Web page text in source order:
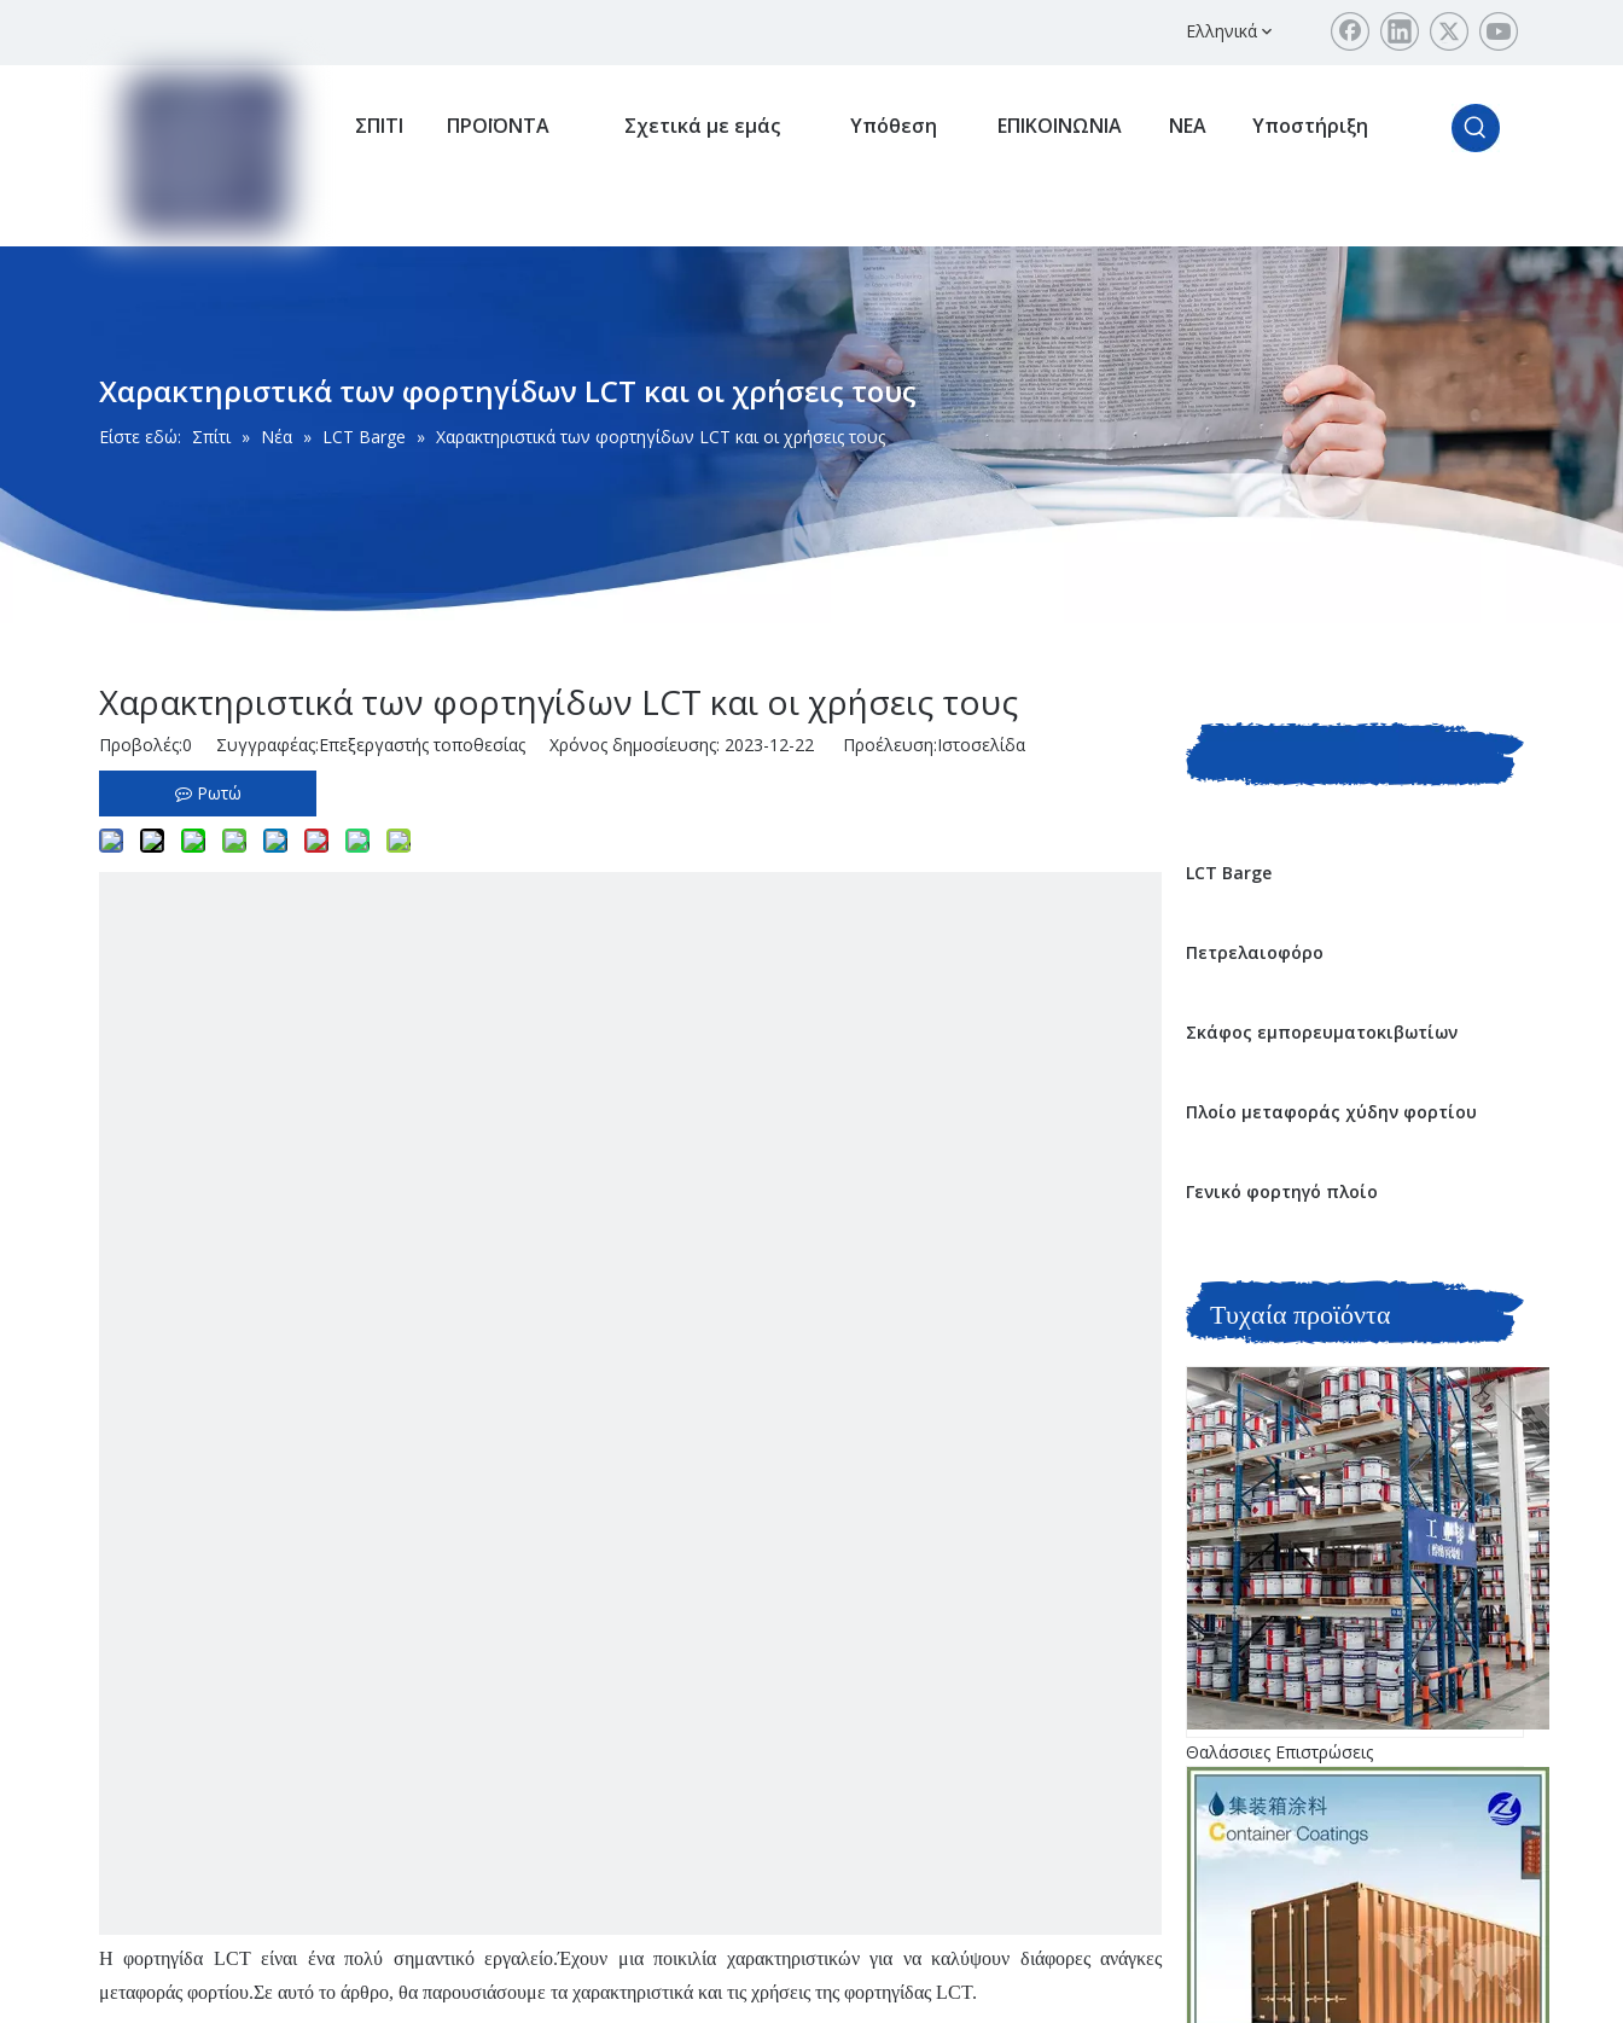
Ελληνικά
ΣΠΙΤΙ ΠΡΟΪΟΝΤΑ Σχετικά με εμάς Υπόθεση ΕΠΙΚΟΙΝΩΝΙΑ ΝΕΑ Υποστήριξη
Χαρακτηριστικά των φορτηγίδων LCT και οι χρήσεις τους
Είστε εδώ: Σπίτι » Νέα » LCT Barge » Χαρακτηριστικά των φορτηγίδων LCT και οι χρήσεις τους
Χαρακτηριστικά των φορτηγίδων LCT και οι χρήσεις τους
Προβολές:0 Συγγραφέας:Επεξεργαστής τοποθεσίας Χρόνος δημοσίευσης: 2023-12-22 Προέλευση:Ιστοσελίδα
Ρωτώ
Η φορτηγίδα LCT είναι ένα πολύ σημαντικό εργαλείο.Έχουν μια ποικιλία χαρακτηριστικών για να καλύψουν διάφορες ανάγκες
μεταφοράς φορτίου.Σε αυτό το άρθρο, θα παρουσιάσουμε τα χαρακτηριστικά και τις χρήσεις της φορτηγίδας LCT.
ΚΑΤΗΓΟΡΙΑ ΠΡΟΙΟΝΤΟΣ
LCT Barge
Πετρελαιοφόρο
Σκάφος εμπορευματοκιβωτίων
Πλοίο μεταφοράς χύδην φορτίου
Γενικό φορτηγό πλοίο
Τυχαία προϊόντα
Θαλάσσιες Επιστρώσεις